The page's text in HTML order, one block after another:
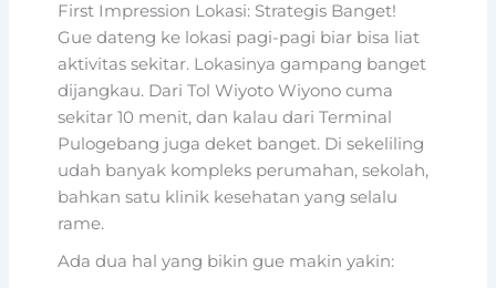
First Impression Lokasi: Strategis Banget!
Gue dateng ke lokasi pagi-pagi biar bisa liat
aktivitas sekitar. Lokasinya gampang banget
dijangkau. Dari Tol Wiyoto Wiyono cuma
sekitar 10 menit, dan kalau dari Terminal
Pulogebang juga deket banget. Di sekeliling
udah banyak kompleks perumahan, sekolah,
bahkan satu klinik kesehatan yang selalu
rame.
Ada dua hal yang bikin gue makin yakin: